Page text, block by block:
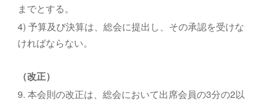
までとする。
4) 予算及び決算は、総会に提出し、その承認を受けな
ければならない。
（改正）
9. 本会則の改正は、総会において出席会員の3分の2以